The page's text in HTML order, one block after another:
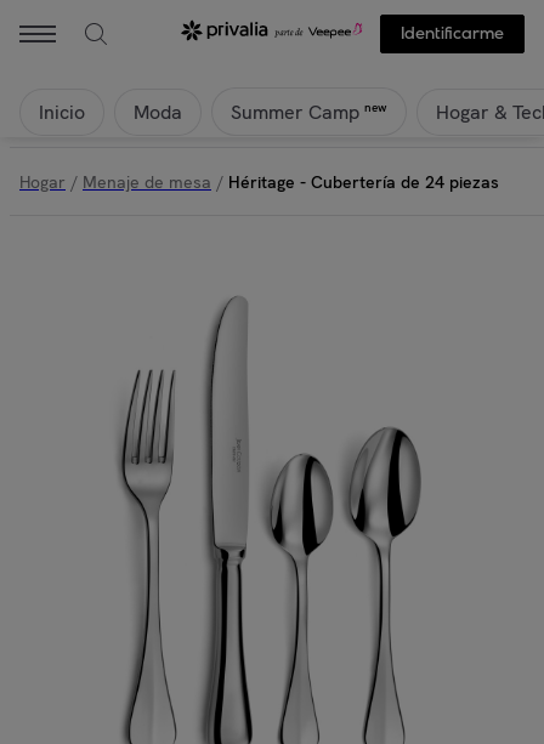
Identificarme
Inicio Moda Summer Camp new Hogar &
Hogar / Menaje de mesa / Héritage - Cubertería de 24 piezas